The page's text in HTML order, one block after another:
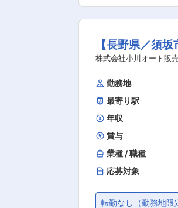
質問をしても答
キャリアに合わせて仕事を割り振っていきます。 ■組
時間程度で、現場
ークライフバラン
すが、家族やプライベートの行事で休む場
【長野県／須
株式会社小川オート販
勤務地
最寄り駅
年収
賞与
業種 / 職種
応募対象
転勤なし（勤務地限